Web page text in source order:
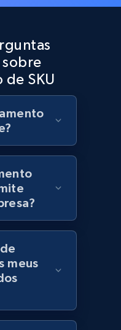
and more.
Comece agora
on
price,
and more.
Comece agora
Other pn,
name, and
SKU
meus